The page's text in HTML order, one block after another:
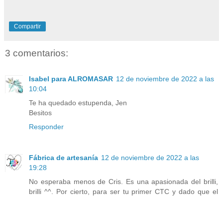
Compartir
3 comentarios:
Isabel para ALROMASAR 12 de noviembre de 2022 a las
10:04
Te ha quedado estupenda, Jen
Besitos
Responder
Fábrica de artesanía 12 de noviembre de 2022 a las
19:28
No esperaba menos de Cris. Es una apasionada del brilli,
brilli ^^. Por cierto, para ser tu primer CTC y dado que el